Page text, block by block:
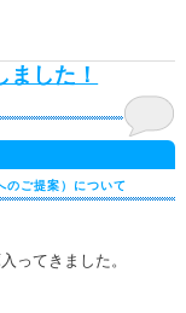
した！
のご提案）について
ってきました。